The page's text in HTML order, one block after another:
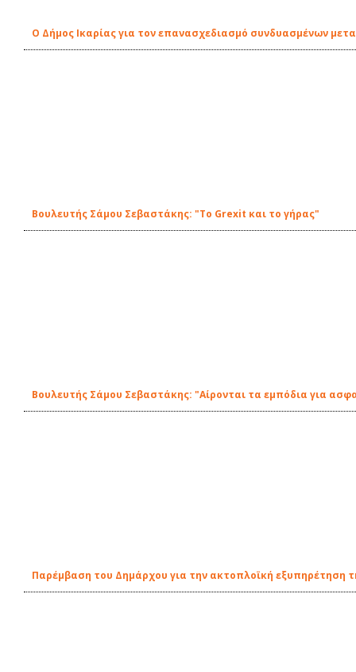
O Δήμος Ικαρίας για τον επανασχεδιασμό συνδυασμένων
Βουλευτής Σάμου Σεβαστάκης: "Το Grexit και το γήρας"
Βουλευτής Σάμου Σεβαστάκης: "Αίρονται τα εμπόδια για
Παρέμβαση του Δημάρχου για την ακτοπλοϊκή εξυπηρέτηση